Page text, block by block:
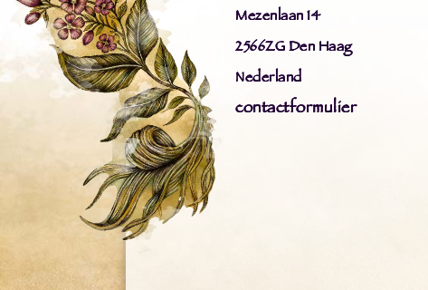
Mezenlaan 14
2566ZG Den Haag
Nederland
contactformulier